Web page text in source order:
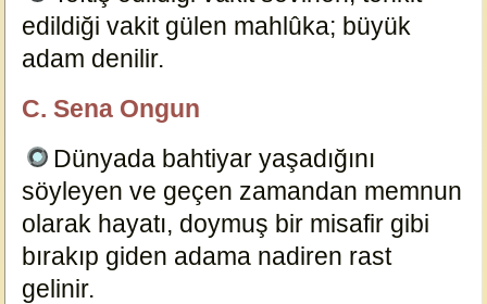
edildiği vakit gülen mahlûka; büyük
adam denilir.
C. Sena Ongun
Dünyada bahtiyar yaşadığını
söyleyen ve geçen zamandan memnun
olarak hayatı, doymuş bir misafir gibi
bırakıp giden adama nadiren rast
gelinir.